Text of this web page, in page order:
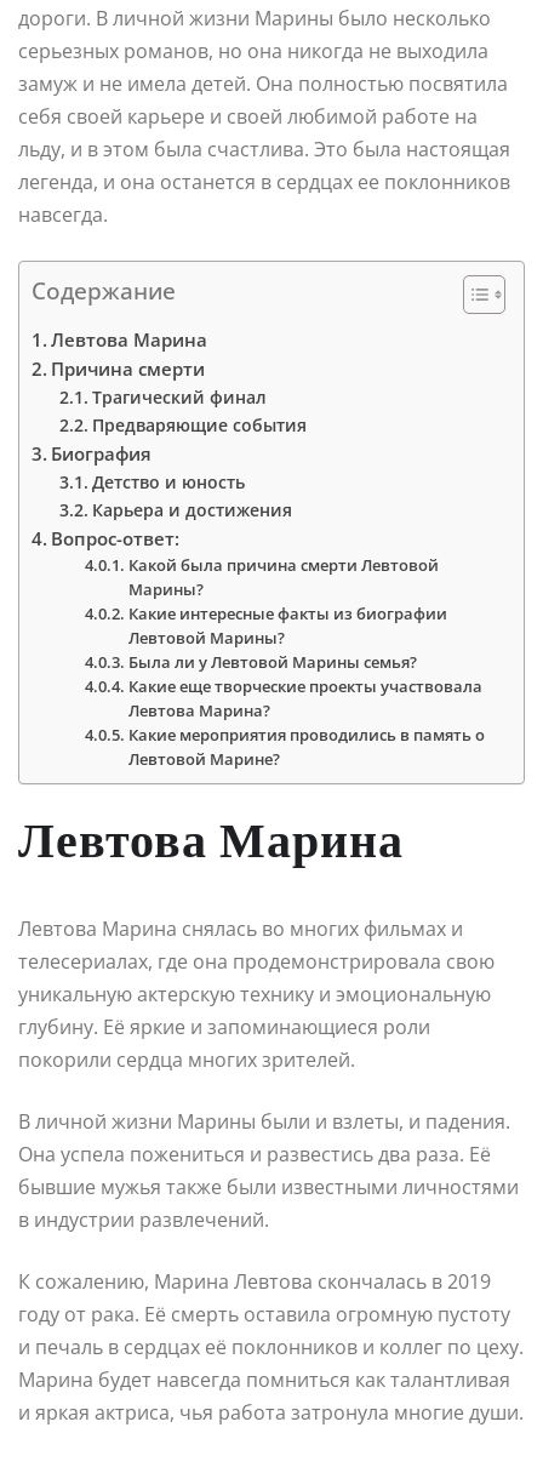
дороги. В личной жизни Марины было несколько
серьезных романов, но она никогда не выходила
замуж и не имела детей. Она полностью посвятила
себя своей карьере и своей любимой работе на
льду, и в этом была счастлива. Это была настоящая
легенда, и она останется в сердцах ее поклонников
навсегда.
Содержание
Левтова Марина
Причина смерти
Трагический финал
Предваряющие события
Биография
Детство и юность
Карьера и достижения
Вопрос-ответ:
Какой была причина смерти Левтовой
Марины?
Какие интересные факты из биографии
Левтовой Марины?
Была ли у Левтовой Марины семья?
Какие еще творческие проекты участвовала
Левтова Марина?
Какие мероприятия проводились в память о
Левтовой Марине?
Левтова Марина
Левтова Марина снялась во многих фильмах и
телесериалах, где она продемонстрировала свою
уникальную актерскую технику и эмоциональную
глубину. Её яркие и запоминающиеся роли
покорили сердца многих зрителей.
В личной жизни Марины были и взлеты, и падения.
Она успела пожениться и развестись два раза. Её
бывшие мужья также были известными личностями
в индустрии развлечений.
К сожалению, Марина Левтова скончалась в 2019
году от рака. Её смерть оставила огромную пустоту
и печаль в сердцах её поклонников и коллег по цеху.
Марина будет навсегда помниться как талантливая
и яркая актриса, чья работа затронула многие души.